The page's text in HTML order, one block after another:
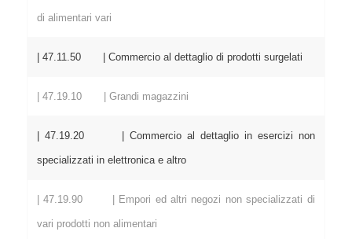
di alimentari vari
| 47.11.50 | Commercio al dettaglio di prodotti surgelati
| 47.19.10 | Grandi magazzini
| 47.19.20 | Commercio al dettaglio in esercizi non
specializzati in elettronica e altro
| 47.19.90 | Empori ed altri negozi non specializzati di
vari prodotti non alimentari